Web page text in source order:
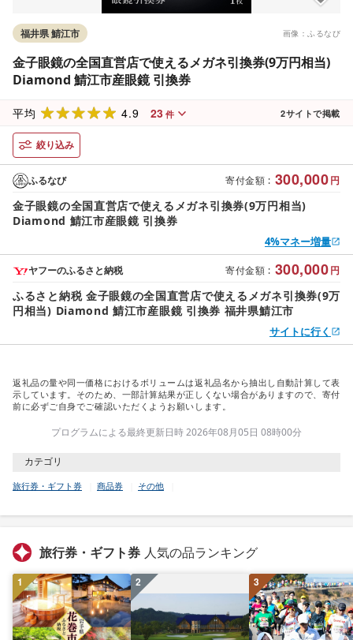
画像：ふるなび
福井県 鯖江市
金子眼鏡の全国直営店で使えるメガネ引換券(9万円相当)
Diamond 鯖江市産眼鏡 引換券
平均 4.9 23 件 2サイトで掲載
絞り込み
寄付金額 : 300,000円
ふるなび
金子眼鏡の全国直営店で使えるメガネ引換券(9万円相当)
Diamond 鯖江市産眼鏡 引換券
4%マネー増量
寄付金額 : 300,000円
ヤフーのふるさと納税
ふるさと納税 金子眼鏡の全国直営店で使えるメガネ引換券(9万
円相当) Diamond 鯖江市産眼鏡 引換券 福井県鯖江市
サイトに行く
返礼品の量や同一価格におけるボリュームは返礼品名から抽出し自動計算して表
示しています。そのため、一部計算結果が正しくない場合がありますので、寄付
前に必ずご自身でご確認いただくようお願いします。
プログラムによる最終更新日時 2026年08月05日 08時00分
カテゴリ
旅行券・ギフト券 商品券 その他
旅行券・ギフト券 人気の品ランキング
1 2 3